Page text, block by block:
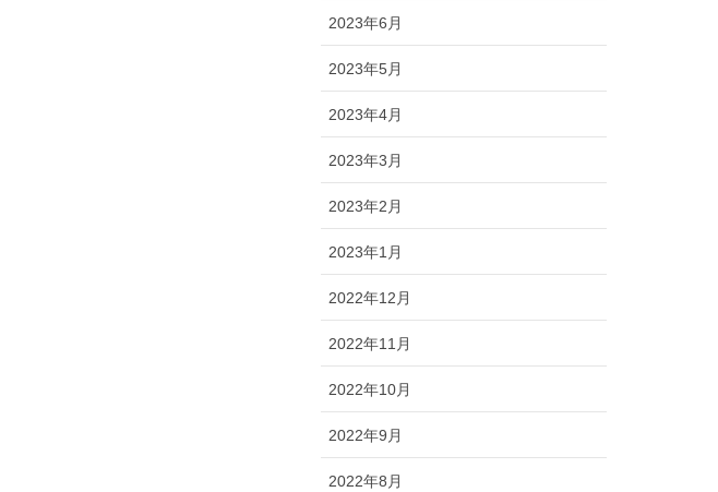
2023年6月
2023年5月
2023年4月
2023年3月
2023年2月
2023年1月
2022年12月
2022年11月
2022年10月
2022年9月
2022年8月